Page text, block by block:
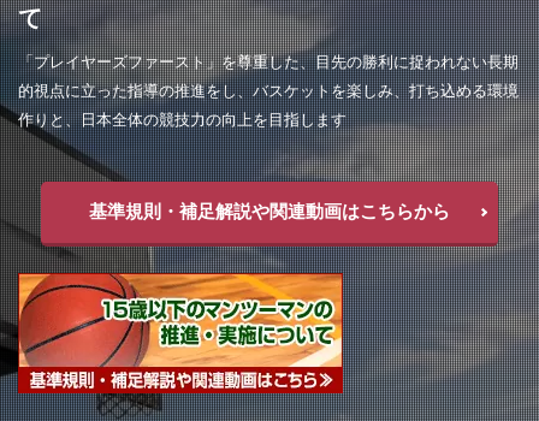
て
「プレイヤーズファースト」を尊重した、目先の勝利に捉われない長期
的視点に立った指導の推進をし、バスケットを楽しみ、打ち込める環境
作りと、日本全体の競技力の向上を目指します
基準規則・補足解説や関連動画はこちらから